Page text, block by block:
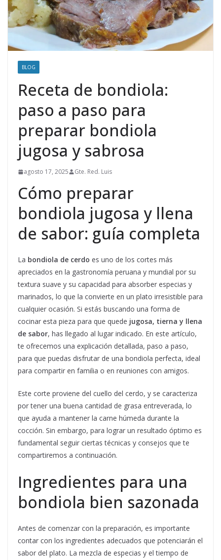
BLOG
Receta de bondiola:
paso a paso para
preparar bondiola
jugosa y sabrosa
agosto 17, 2025 Gte. Red. Luis
Cómo preparar
bondiola jugosa y llena
de sabor: guía completa
La bondiola de cerdo es uno de los cortes más
apreciados en la gastronomía peruana y mundial por su
textura suave y su capacidad para absorber especias y
marinados, lo que la convierte en un plato irresistible para
cualquier ocasión. Si estás buscando una forma de
cocinar esta pieza para que quede jugosa, tierna y llena
de sabor, has llegado al lugar indicado. En este artículo,
te ofrecemos una explicación detallada, paso a paso,
para que puedas disfrutar de una bondiola perfecta, ideal
para compartir en familia o en reuniones con amigos.
Este corte proviene del cuello del cerdo, y se caracteriza
por tener una buena cantidad de grasa entreverada, lo
que ayuda a mantener la carne húmeda durante la
cocción. Sin embargo, para lograr un resultado óptimo es
fundamental seguir ciertas técnicas y consejos que te
compartiremos a continuación.
Ingredientes para una
bondiola bien sazonada
Antes de comenzar con la preparación, es importante
contar con los ingredientes adecuados que potenciarán el
sabor del plato. La mezcla de especias y el tiempo de